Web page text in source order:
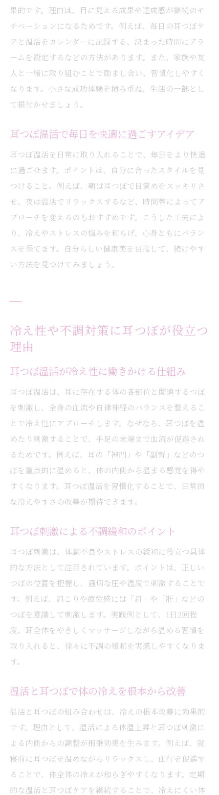
果的です。理由は、目に見える成果や達成感が継続のモ
チベーションになるためです。例えば、毎日の耳つぼケ
アと温活をカレンダーに記録する、決まった時間にアラ
ームを設定するなどの方法があります。また、家族や友
人と一緒に取り組むことで励まし合い、習慣化しやすく
なります。小さな成功体験を積み重ね、生活の一部とし
て根付かせましょう。
耳つぼ温活で毎日を快適に過ごすアイデア
耳つぼ温活を日常に取り入れることで、毎日をより快適
に過ごせます。ポイントは、自分に合ったスタイルを見
つけること。例えば、朝は耳つぼで目覚めをスッキリさ
せ、夜は温活でリラックスするなど、時間帯によってア
プローチを変えるのもおすすめです。こうした工夫によ
り、冷えやストレスの悩みを和らげ、心身ともにバラン
スを保てます。自分らしい健康美を目指して、続けやす
い方法を見つけてみましょう。
冷え性や不調対策に耳つぼが役立つ
理由
耳つぼ温活が冷え性に働きかける仕組み
耳つぼ温活は、耳に存在する体の各部位と関連するつぼ
を刺激し、全身の血流や自律神経のバランスを整えるこ
とで冷え性にアプローチします。なぜなら、耳つぼを温
めたり刺激することで、手足の末端まで血流が促進され
るためです。例えば、耳の「神門」や「副腎」などのつ
ぼを重点的に温めると、体の内側から温まる感覚を得や
すくなります。耳つぼ温活を習慣化することで、日常的
な冷えやすさの改善が期待できます。
耳つぼ刺激による不調緩和のポイント
耳つぼ刺激は、体調不良やストレスの緩和に役立つ具体
的な方法として注目されています。ポイントは、正しい
つぼの位置を把握し、適切な圧や温度で刺激することで
す。例えば、肩こりや疲労感には「肩」や「肝」などの
つぼを意識して刺激します。実践例として、1日2回程
度、耳全体をやさしくマッサージしながら温める習慣を
取り入れると、徐々に不調の緩和を実感しやすくなりま
す。
温活と耳つぼで体の冷えを根本から改善
温活と耳つぼの組み合わせは、冷えの根本改善に効果的
です。理由として、温活による体温上昇と耳つぼ刺激に
よる内側からの調整が相乗効果を生みます。例えば、就
寝前に耳つぼを温めながらリラックスし、血行を促進す
ることで、体全体の冷えが和らぎやすくなります。定期
的な温活と耳つぼケアを継続することで、冷えにくい体